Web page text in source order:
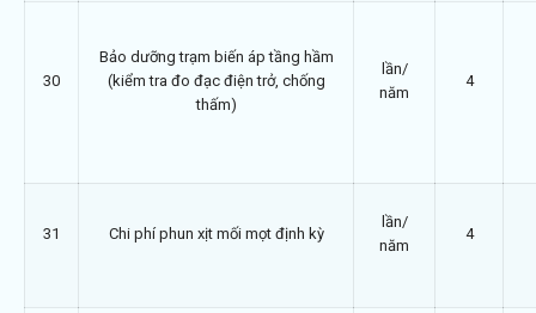
30
Bảo dưỡng trạm biến áp tầng hầm
(kiểm tra đo đạc điện trở, chống
thấm)
lần/
năm
4
31 Chi phí phun xịt mối mọt định kỳ
lần/
năm
4